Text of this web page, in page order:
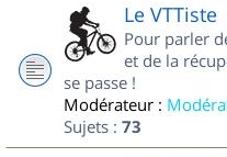
Le VTTiste
Pour parler
et de la
se passe !
Modérateur :
Sujets : 73